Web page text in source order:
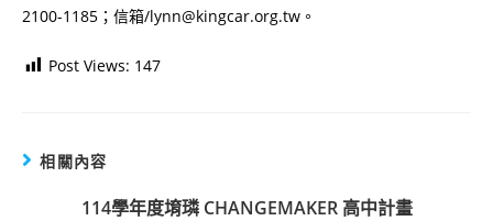
2100-1185；信箱/lynn@kingcar.org.tw。
Post Views: 147
相關內容
114學年度堉璘 CHANGEMAKER 高中計畫